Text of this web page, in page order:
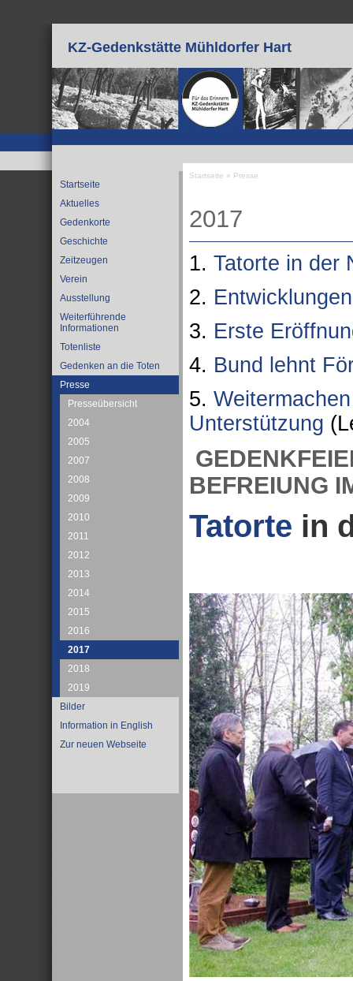
KZ-Gedenkstätte Mühldorfer Hart
Startseite
Aktuelles
Gedenkorte
Geschichte
Zeitzeugen
Verein
Ausstellung
Weiterführende
Informationen
Totenliste
Gedenken an die Toten
Presse
Presseübersicht
2004
2005
2007
2008
2009
2010
2011
2012
2013
2014
2015
2016
2017
2018
2019
Bilder
Information in English
Zur neuen Webseite
Startseite » Presse
2017
1. Tatorte in der
2.
3. Erste
4. Bund lehnt
5.
Unterstützung
BEFREIUNG
Tatorte in